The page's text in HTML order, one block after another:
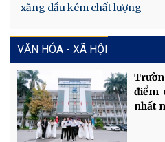
xăng dầu kém chất lượng
VĂN HÓA - XÃ HỘI
điểm
nhất